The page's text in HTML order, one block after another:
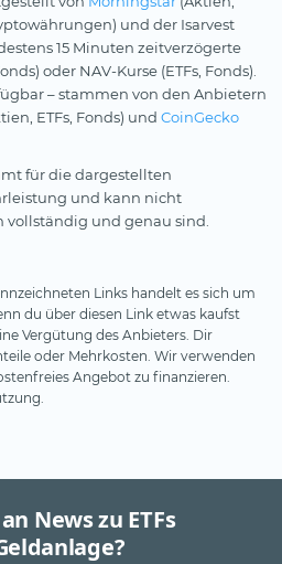
und der Isarvest
15 Minuten zeitverzögerte
oder NAV-Kurse (ETFs, Fonds).
– stammen von den Anbietern
ETFs, Fonds) und CoinGecko
für die dargestellten
und kann nicht
vollständig und genau sind.
Links handelt es sich um
du über diesen Link etwas kaufst
Vergütung des Anbieters. Dir
oder Mehrkosten. Wir verwenden
Angebot zu finanzieren.
News zu ETFs